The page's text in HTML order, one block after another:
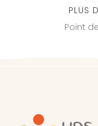
PLUS
Point